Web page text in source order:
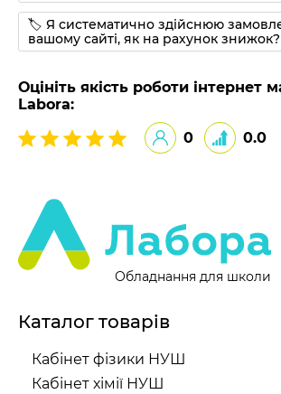
🏷 Я систематично здійснюю
вашому сайті, як на рахунок знижок?
Оцініть якість роботи інтернет
Labora:
0
0.0
Обладнання для школи
Каталог товарів
Кабінет фізики НУШ
Кабінет хімії НУШ